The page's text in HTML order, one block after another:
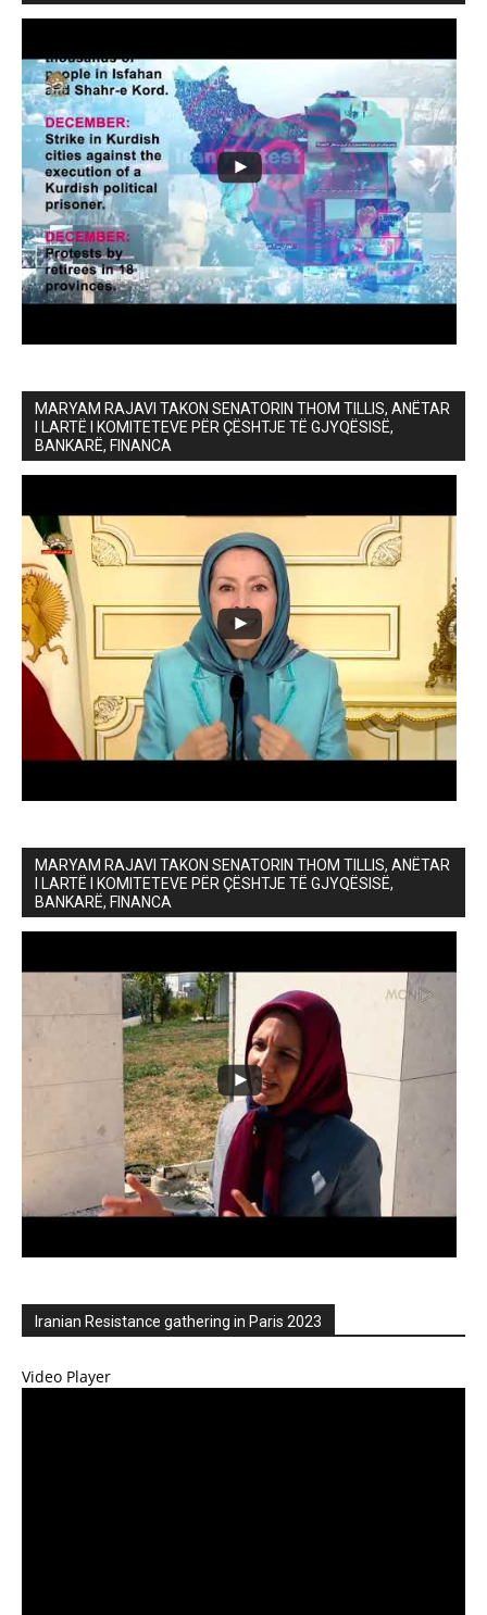
MARYAM RAJAVI TAKON SENATORIN THOM TILLIS, ANËTAR
I LARTË I KOMITETEVE PËR ÇËSHTJE TË GJYQËSISË,
BANKARË, FINANCA
MARYAM RAJAVI TAKON SENATORIN THOM TILLIS, ANËTAR
I LARTË I KOMITETEVE PËR ÇËSHTJE TË GJYQËSISË,
BANKARË, FINANCA
Iranian Resistance gathering in Paris 2023
Video Player